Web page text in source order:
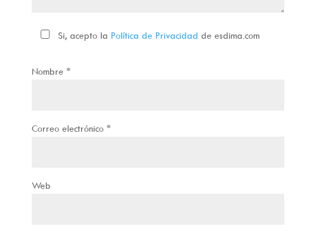
Si, acepto la Política de Privacidad de esdima.com
Nombre *
Correo electrónico *
Web